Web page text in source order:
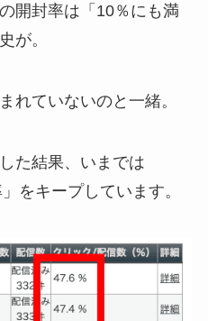
開封率は「10％にも満
が。
れていないのと一緒。
た結果、いまでは
」をキープしています。